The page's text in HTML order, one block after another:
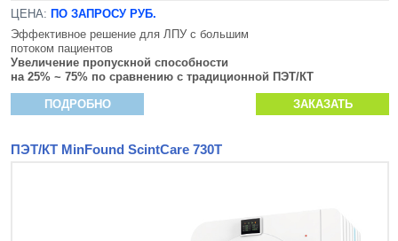
ЦЕНА: ПО ЗАПРОСУ РУБ.
Эффективное решение для ЛПУ с большим
потоком пациентов
Увеличение пропускной способности
на 25% ~ 75% по сравнению с традиционной ПЭТ/КТ
ПОДРОБНО ЗАКАЗАТЬ
ПЭТ/КТ MinFound ScintCare 730Т